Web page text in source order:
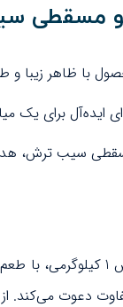
مسقطی
با ظاهر زیبا
ایده‌آل برای یک
سیب ترش،
شوکو مسقطی سیب
دعوت می‌کند.